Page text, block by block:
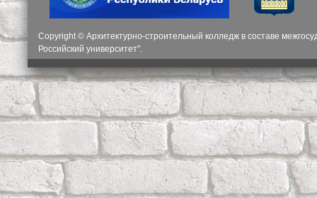
Copyright © Архитектурно-строительный колледж в составе
Российский университет".